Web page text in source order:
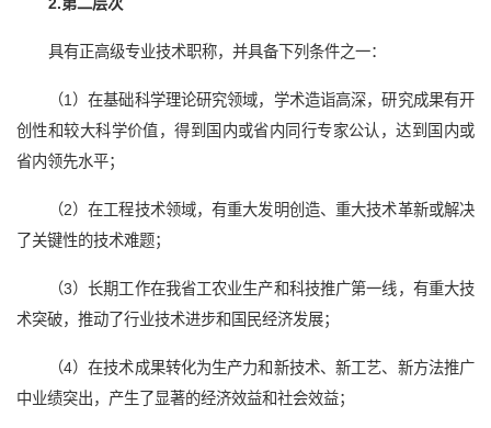
具有正高级专业技术职称，并具备下列条件之一：
（1）在基础科学理论研究领域，学术造诣高深，研究成果有开
创性和较大科学价值，得到国内或省内同行专家公认，达到国内或
省内领先水平；
（2）在工程技术领域，有重大发明创造、重大技术革新或解决
了关键性的技术难题；
（3）长期工作在我省工农业生产和科技推广第一线，有重大技
术突破，推动了行业技术进步和国民经济发展；
（4）在技术成果转化为生产力和新技术、新工艺、新方法推广
中业绩突出，产生了显著的经济效益和社会效益；